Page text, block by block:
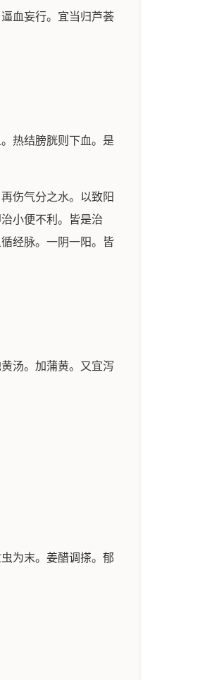
血妄行。宜当归芦荟
热结膀胱则下血。是
伤气分之水。以致阳
小便不利。皆是治
经脉。一阴一阳。皆
汤。加蒲黄。又宜泻
为末。姜醋调搽。郁